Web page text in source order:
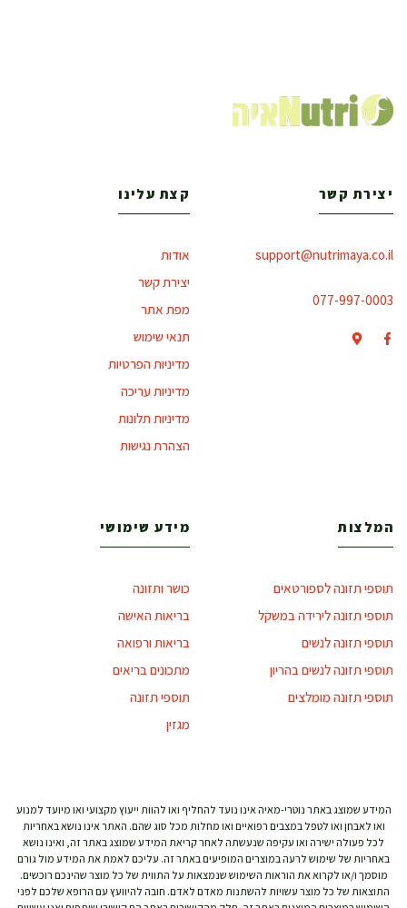
יצירת קשר
support@nutrimaya.co.il
077-997-0003
קצת עלינו
אודות
יצירת קשר
מפת אתר
תנאי שימוש
מדיניות הפרטיות
מדיניות עריכה
מדיניות תלונות
הצהרת נגישות
המלצות
תוספי תזונה לספורטאים
תוספי תזונה לירידה במשקל
תוספי תזונה לנשים
תוספי תזונה לנשים בהריון
תוספי תזונה מומלצים
מידע שימושי
כושר ותזונה
בריאות האישה
בריאות ורפואה
מתכונים בריאים
תוספי תזונה
מגזין
המידע שמוצג באתר נוטרי-מאיה אינו נועד להחליף ואו להוות ייעוץ מקצועי ואו מיועד למנוע
ואו לאבחן ואו לטפל במצבים רפואיים ואו מחלות מכל סוג שהם. האתר אינו נושא באחריות
לכל פעולה ישירה ואו עקיפה שנעשתה לאחר קריאת המידע שמוצג באתר זה, ואינו נושא
באחריות של שימוש לרעה במוצרים המופיעים באתר זה. עליכם לאמת את המידע מול גורם
מוסמך ו/או לקרוא את הוראות השימוש שנמצאות על התווית של כל מוצר שהינכם רוכשים.
התוצאות של כל מוצר עשויות להשתנות מאדם לאדם. חובה להיוועץ עם הרופא שלכם לפני